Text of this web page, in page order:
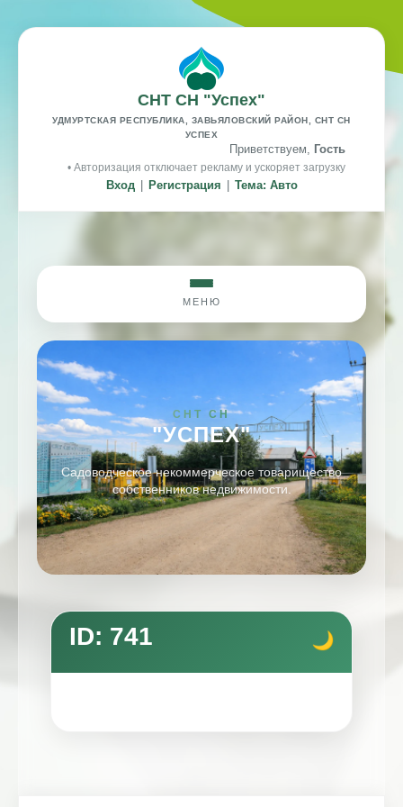
СНТ СН "Успех"
УДМУРТСКАЯ РЕСПУБЛИКА, ЗАВЬЯЛОВСКИЙ РАЙОН, СНТ СН
УСПЕХ
Приветствуем, Гость
• Авторизация отключает рекламу и ускоряет загрузку
Вход Регистрация Тема: Авто
МЕНЮ
СНТ СН
"УСПЕХ"
Садоводческое некоммерческое товарищество
собственников недвижимости.
ID: 741